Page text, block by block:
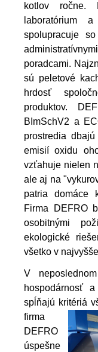
kotlov ročne.
laboratórium
spolupracuje
poradcami.
sú peletové
hrdosť
produktov.
BImSchV2 a
prostredia
emisií oxidu
vzťahuje nielen
ale aj na
patria domáce
Firma DEFRO
osobitnými
ekologické
všetko v
V
hospodárnosť
spĺňajú kritériá
firma
DEFRO
úspešne